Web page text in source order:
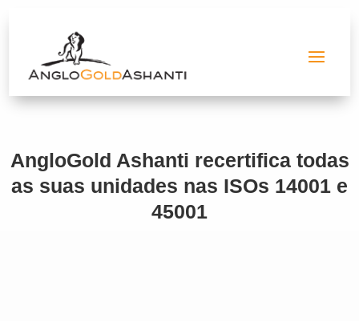
AngloGold Ashanti recertifica todas
as suas unidades nas ISOs 14001 e
45001